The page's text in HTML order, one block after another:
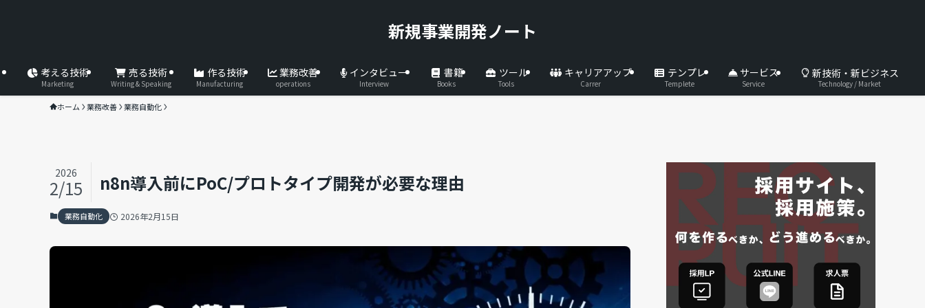
新規事業開発ノート
考える技術
Marketing
売る技術
Writing & Speaking
作る技術
Manufacturing
業務改善
operations
インタビュー
Interview
書籍
Books
ツール
Tools
キャリアアップ
Carrer
テンプレ
Templete
サービス
Service
新技術・新ビジネス
Technology / Market
ホーム 業務改善 業務自動化
n8n導入前にPoC/プロトタイプ開発が必要な理由
2026
2/15
業務自動化 2026年2月15日